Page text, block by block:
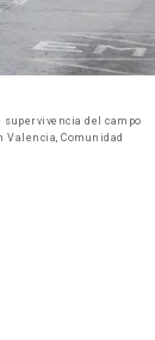
del campo
Valencia, Comunidad